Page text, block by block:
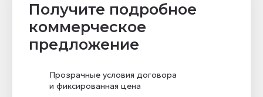
Получите подробное
коммерческое
предложение
Прозрачные условия договора
и фиксированная цена